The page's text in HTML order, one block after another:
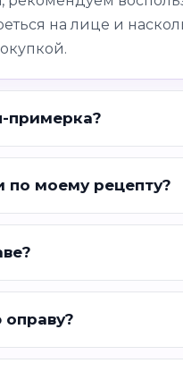
на лице и
примерка?
по моему рецепту?